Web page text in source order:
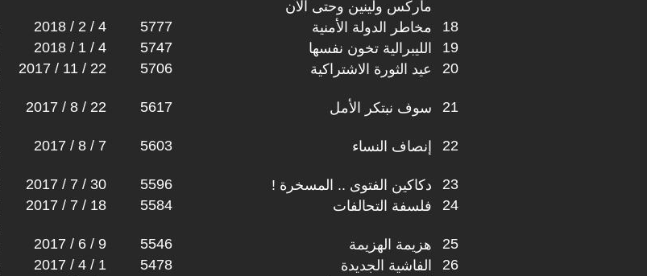
ماركس ولينين وحتى الآن
2018 / 2 / 4 5777 مخاطر الدولة الأمنية
18
2018 / 1 / 4 5747 الليبرالية تخون نفسها
19
2017 / 11 / 22 5706 عيد الثورة الاشتراكية 20
2017 / 8 / 22 5617 سوف نبتكر الأمل 21
2017 / 8 / 7 5603 إنصاف النساء 22
2017 / 7 / 30 5596 دكاكين الفتوى .. المسخرة !
23
2017 / 7 / 18 5584 فلسفة التحالفات 24
2017 / 6 / 9 5546 هزيمة الهزيمة
25
2017 / 4 / 1 5478 الفاشية الجديدة
26